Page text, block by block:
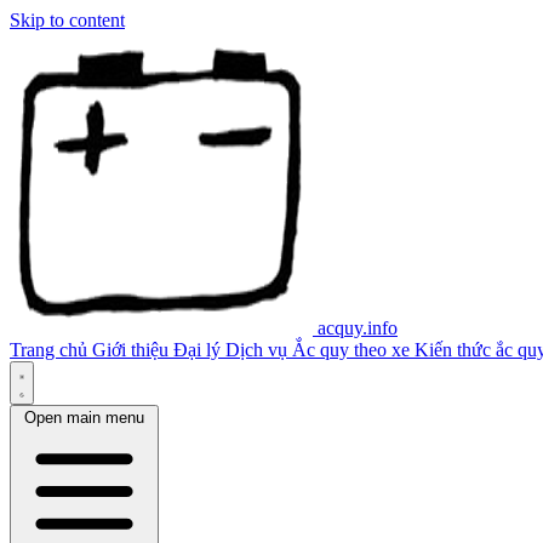
Skip to content
acquy.info
Trang chủ Giới thiệu Đại lý Dịch vụ Ắc quy theo xe Kiến thức ắc
Open main menu